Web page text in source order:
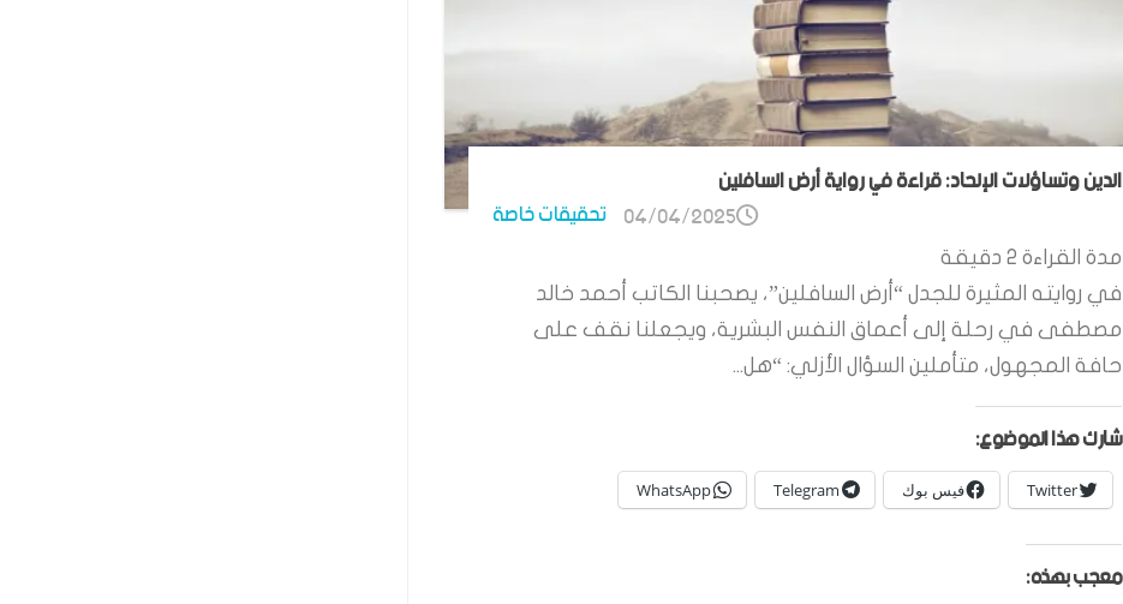
الدين وتساؤلات الإلحاد: قراءة في رواية أرض السافلين
تحقيقات خاصة 04/04/2025
مدة القراءة 2 دقيقة
في روايته المثيرة للجدل “أرض السافلين”، يصحبنا الكاتب أحمد خالد
مصطفى في رحلة إلى أعماق النفس البشرية، ويجعلنا نقف على
حافة المجهول، متأملين السؤال الأزلي: “هل...
شارك هذا الموضوع:
Twitter فيس بوك Telegram
WhatsApp
معجب بهذه: